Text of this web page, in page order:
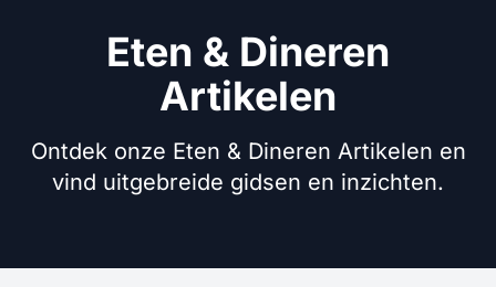
Eten & Dineren
Artikelen
Ontdek onze Eten & Dineren Artikelen en
vind uitgebreide gidsen en inzichten.